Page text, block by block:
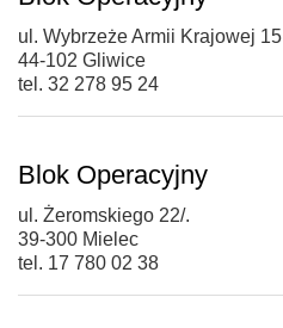
ul. Wybrzeże Armii Krajowej 15
44-102 Gliwice
tel. 32 278 95 24
Blok Operacyjny
ul. Żeromskiego 22/.
39-300 Mielec
tel. 17 780 02 38